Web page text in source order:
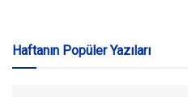
Haftanın Popüler Yazıları